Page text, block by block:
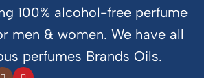
100% alcohol-free perfume
men & women. We have all
perfumes Brands Oils.